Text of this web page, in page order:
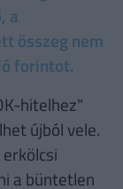
a
összeg nem
forintot.
hitelhez"
újból vele.
a büntetlen